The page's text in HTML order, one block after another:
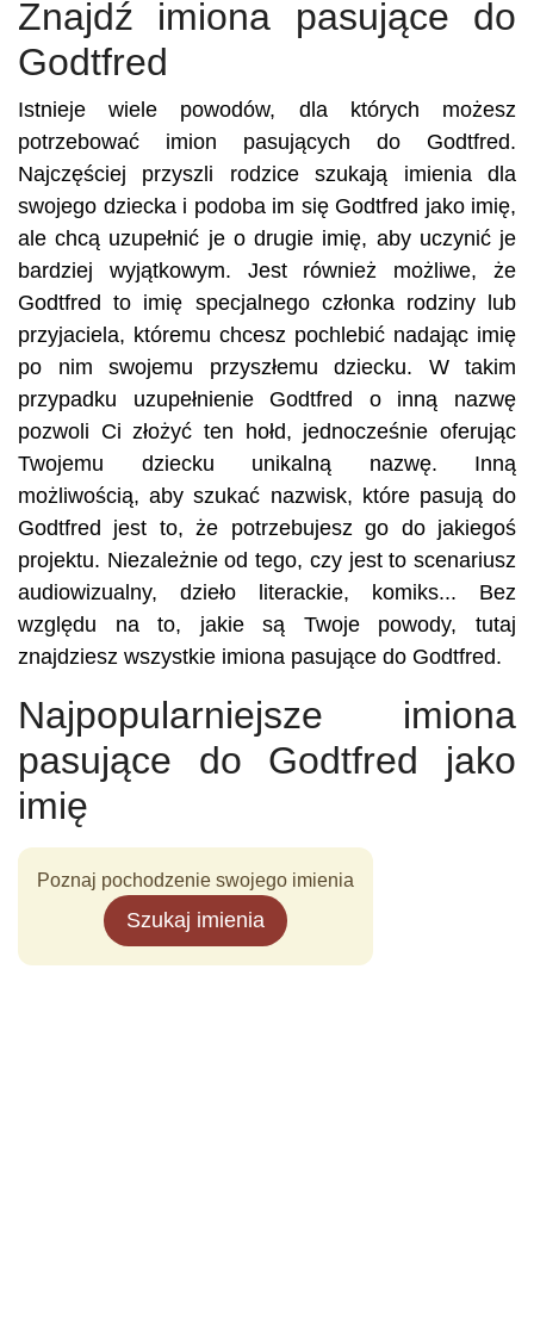
Znajdź imiona pasujące do
Godtfred
Istnieje wiele powodów, dla których możesz
potrzebować imion pasujących do Godtfred.
Najczęściej przyszli rodzice szukają imienia dla
swojego dziecka i podoba im się Godtfred jako imię,
ale chcą uzupełnić je o drugie imię, aby uczynić je
bardziej wyjątkowym. Jest również możliwe, że
Godtfred to imię specjalnego członka rodziny lub
przyjaciela, któremu chcesz pochlebić nadając imię
po nim swojemu przyszłemu dziecku. W takim
przypadku uzupełnienie Godtfred o inną nazwę
pozwoli Ci złożyć ten hołd, jednocześnie oferując
Twojemu dziecku unikalną nazwę. Inną
możliwością, aby szukać nazwisk, które pasują do
Godtfred jest to, że potrzebujesz go do jakiegoś
projektu. Niezależnie od tego, czy jest to scenariusz
audiowizualny, dzieło literackie, komiks... Bez
względu na to, jakie są Twoje powody, tutaj
znajdziesz wszystkie imiona pasujące do Godtfred.
Najpopularniejsze imiona
pasujące do Godtfred jako
imię
Poznaj pochodzenie swojego imienia
Szukaj imienia